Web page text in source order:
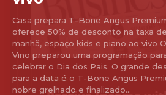
Casa prepara T-Bone Angus
oferece 50% de desconto na taxa
manhã, espaço kids e piano ao vivo O DOC Cucina, Pizza &
Vino preparou uma programação
celebrar o Dia dos Pais. O grande
para a data é o T-Bone Angus
nobre grelhado e finalizado...